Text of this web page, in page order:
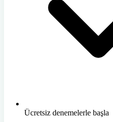
Ücretsiz denemelerle başla